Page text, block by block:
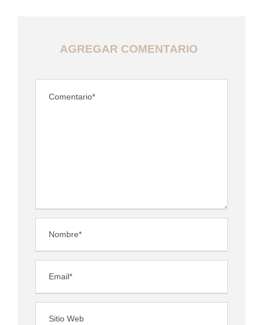
AGREGAR COMENTARIO